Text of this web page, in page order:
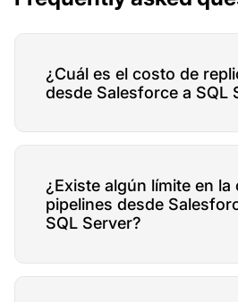
¿Cuál es el costo de
desde Salesforce a SQL
¿Existe algún límite en la
pipelines desde
SQL Server?